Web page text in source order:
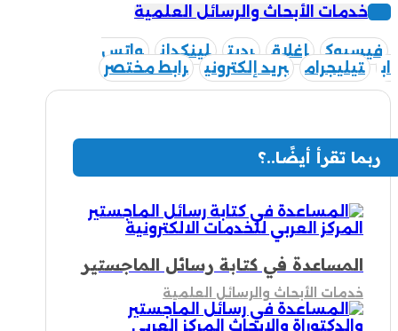
خدمات الأبحاث والرسائل العلمية
فيسبوك إغلاق رديت لينكدإن
واتس
اب
تيليجرام بريد إلكتروني رابط مختصر
ربما تقرأ أيضًا..؟
المساعدة في كتابة رسائل الماجستير
خدمات الأبحاث والرسائل العلمية